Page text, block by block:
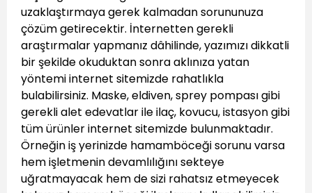
uzaklaştırmaya gerek kalmadan sorununuza
çözüm getirecektir. İnternetten gerekli
araştırmalar yapmanız dâhilinde, yazımızı dikkatli
bir şekilde okuduktan sonra aklınıza yatan
yöntemi internet sitemizde rahatlıkla
bulabilirsiniz. Maske, eldiven, sprey pompası gibi
gerekli alet edevatlar ile ilaç, kovucu, istasyon gibi
tüm ürünler internet sitemizde bulunmaktadır.
Örneğin iş yerinizde hamamböceği sorunu varsa
hem işletmenin devamlılığını sekteye
uğratmayacak hem de sizi rahatsız etmeyecek